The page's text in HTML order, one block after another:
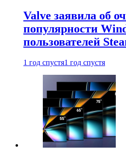
Valve заявила об
популярности
пользователей
1 год спустя1 год спустя